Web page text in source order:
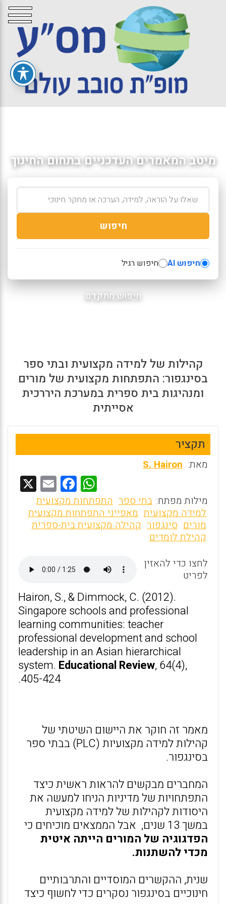
מיטב המאמרים העדכניים בתחום החינוך
חיפוש
חיפוש AI חיפוש רגיל
חיפוש מתקדם
קהילות של למידה מקצועית ובתי ספר
בסינגפור: התפתחות מקצועית של מורים
ומנהיגות בית ספרית במערכת היררכית
אסייתית
תקציר
מאת: S. Hairon
W
h
at
s
p
F
a
ce
b
o
k
E
m
ai
l
מילות מפתח: בתי ספר התפתחות מקצועית
למידה מקצועית מאפייני התפתחות מקצועית
מורים סינגפור קהילה מקצועית בית-ספרית
קהילת לומדים
לחצו כדי להאזין
לפריט
Hairon, S., & Dimmock, C. (2012).
Singapore schools and professional
learning communities: teacher
professional development and school
leadership in an Asian hierarchical
system. Educational Review, 64(4),
405-424.
מאמר זה חוקר את היישום השיטתי של
קהילות למידה מקצועיות (PLC) בבתי ספר
בסינגפור.
המחברים מבקשים להראות ראשית כיצד
התפתחויות של מדיניות הניחו למעשה את
היסודות לקהילות של למידה מקצועית
במשך 13 שנים, אבל הממצאים מוכיחים כי
הפדגוגיה של המורים הייתה איטית
מכדי להשתנות.
שנית, ההקשרים המוסדיים והתרבותיים
חינוכיים בסינגפור נסקרים כדי לחשוף כיצד